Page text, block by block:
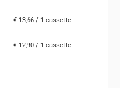
€ 13,66 / 1 cassette
€ 12,90 / 1 cassette